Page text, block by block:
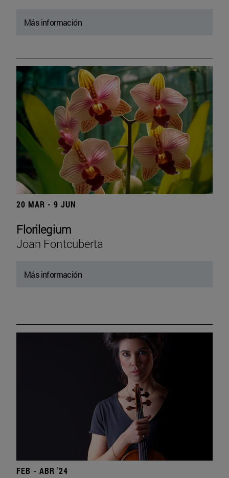
Más información
20 MAR - 9 JUN
Florilegium
Joan Fontcuberta
Más información
FEB - ABR '24